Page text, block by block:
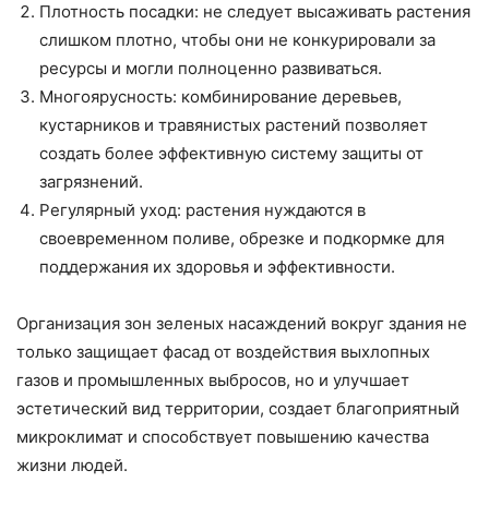
Плотность посадки: не следует высаживать растения
слишком плотно, чтобы они не конкурировали за
ресурсы и могли полноценно развиваться.
Многоярусность: комбинирование деревьев,
кустарников и травянистых растений позволяет
создать более эффективную систему защиты от
загрязнений.
Регулярный уход: растения нуждаются в
своевременном поливе, обрезке и подкормке для
поддержания их здоровья и эффективности.
Организация зон зеленых насаждений вокруг здания не
только защищает фасад от воздействия выхлопных
газов и промышленных выбросов, но и улучшает
эстетический вид территории, создает благоприятный
микроклимат и способствует повышению качества
жизни людей.